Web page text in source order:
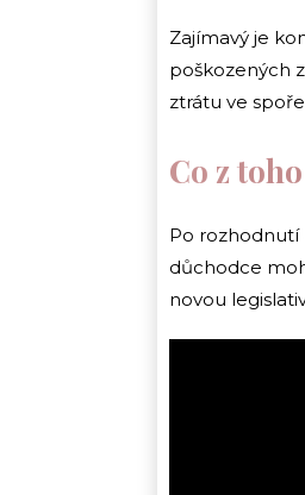
Zajímavý je
poškozených
ztrátu ve
Co z
Po rozhodnutí
důchodce
novou